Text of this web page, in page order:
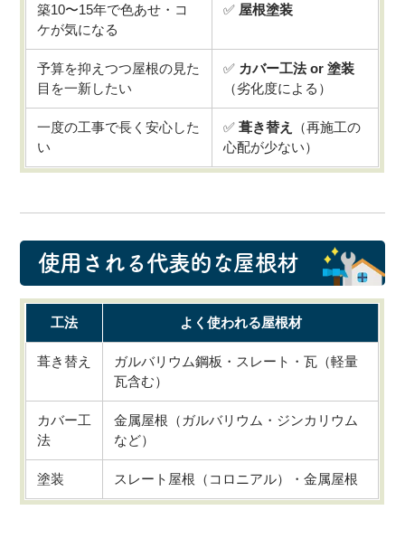
築10〜15年で色あせ・コ
ケが気になる
✅ 屋根塗装
予算を抑えつつ屋根の見た
目を一新したい
✅ カバー工法 or 塗装
（劣化度による）
一度の工事で長く安心した
い
✅葺き替え
（再施工の
心配が少ない）
️ 使用される代表的な屋根材
工法 よく使われる屋根材
葺き替え
ガルバリウム鋼板・スレート・瓦（軽量
瓦含む）
カバー工
法
金属屋根（ガルバリウム・ジンカリウム
など）
塗装 スレート屋根（コロニアル）・金属屋根